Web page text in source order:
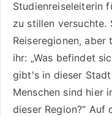
Studienreiseleiterin
zu stillen versuchte.
Reiseregionen,
ihr: „Was befindet
gibt's in dieser
Menschen sind hier
dieser Region?“ Auf